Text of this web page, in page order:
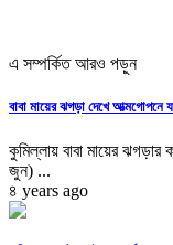
এ সম্পর্কিত আরও পড়ুন
বাবা মায়ের ঝগড়া দেখে আত্মগোপনে
কুমিল্লায় বাবা মায়ের
জুন) ...
৪ years ago